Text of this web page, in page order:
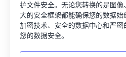
护文件安全。无论您转换的是图
大的安全框架都能确保您的数据
加密技术、安全的数据中心和严
您的数据安全。